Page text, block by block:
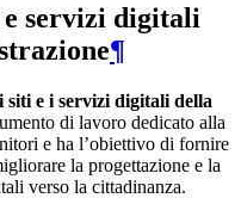
servizi digitali
¶
e i servizi digitali della
di lavoro dedicato alla
e ha l’obiettivo di fornire
la progettazione e la
verso la cittadinanza.